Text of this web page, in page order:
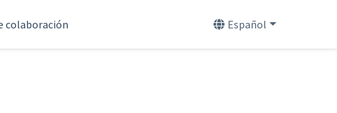
colaboración Español